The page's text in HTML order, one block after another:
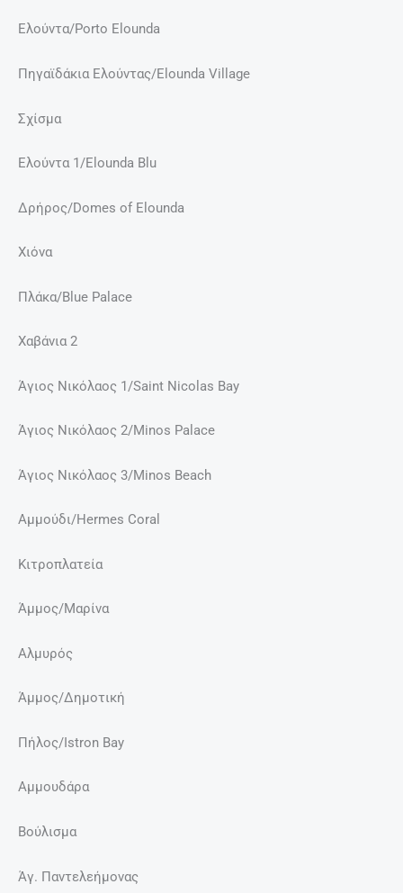
Ελούντα/Porto Elounda
Πηγαϊδάκια Ελούντας/Elounda Village
Σχίσμα
Ελούντα 1/Elounda Blu
Δρήρος/Domes of Elounda
Χιόνα
Πλάκα/Blue Palace
Χαβάνια 2
Άγιος Νικόλαος 1/Saint Nicolas Bay
Άγιος Νικόλαος 2/Minos Palace
Άγιος Νικόλαος 3/Minos Beach
Αμμούδι/Hermes Coral
Κιτροπλατεία
Άμμος/Μαρίνα
Αλμυρός
Άμμος/Δημοτική
Πήλος/Istron Bay
Αμμουδάρα
Βούλισμα
Άγ. Παντελεήμονας